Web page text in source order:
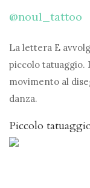
@noul_tattoo
La lettera E
piccolo tatuaggio.
movimento al
danza.
Piccolo